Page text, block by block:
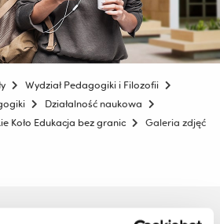
Wydział Pedagogiki i Filozofii
Działalność naukowa
Koło Edukacja bez granic Galeria zdjęć